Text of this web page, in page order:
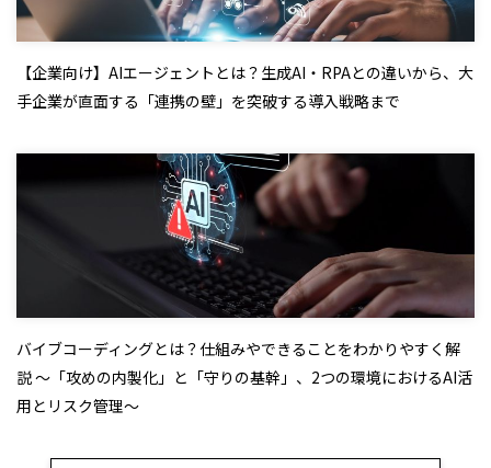
【企業向け】AIエージェントとは？生成AI・RPAとの違いから、大
手企業が直面する「連携の壁」を突破する導入戦略まで
バイブコーディングとは？仕組みやできることをわかりやすく解
説 ～「攻めの内製化」と「守りの基幹」、2つの環境におけるAI活
用とリスク管理～